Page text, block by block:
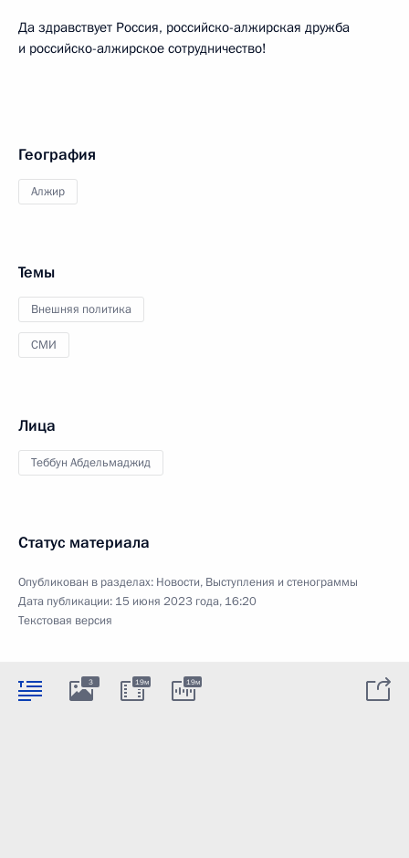
Да здравствует Россия, российско-алжирская дружба
и российско-алжирское сотрудничество!
География
Алжир
Темы
Внешняя политика
СМИ
Лица
Теббун Абдельмаджид
Статус материала
Опубликован в разделах: Новости, Выступления и стенограммы
Дата публикации: 15 июня 2023 года, 16:20
Текстовая версия
3 19м 19м